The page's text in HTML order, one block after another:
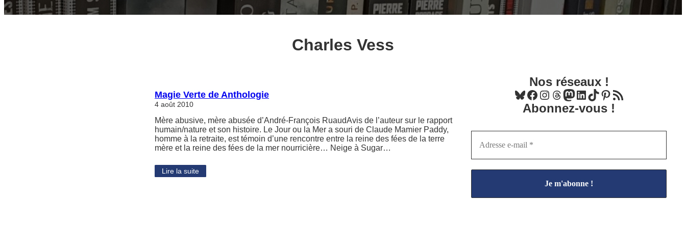
Charles Vess
Magie Verte de Anthologie
4 août 2010
Mère abusive, mère abusée d’André-François RuaudAvis de l’auteur sur le rapport
humain/nature et son histoire. Le Jour ou la Mer a souri de Claude Mamier Paddy,
homme à la retraite, est témoin d’une rencontre entre la reine des fées de la terre
mère et la reine des fées de la mer nourricière… Neige à Sugar…
Lire la suite
Nos réseaux !
Bluesky Facebook Instagram Threads Mastodon LinkedIn TikTok Pinterest
Flux RSS
Abonnez-vous !